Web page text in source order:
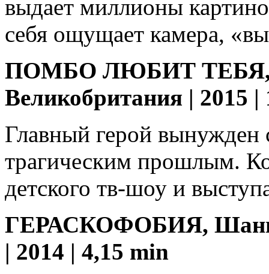
выдает миллионы
себя ощущает камера,
ПОМБО ЛЮБИТ ТЕБЯ,
Великобритания | 2015 |
Главный герой вынужден
трагическим прошлым.
детского тв-шоу и
ГЕРАСКОФОБИЯ,
| 2014 | 4,15 min